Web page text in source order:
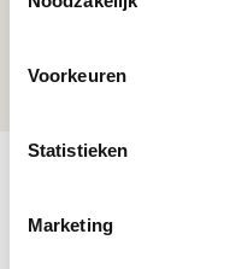
Voorkeuren
Statistieken
Marketing
+31 115 745075
info@premiumvloeren.nl